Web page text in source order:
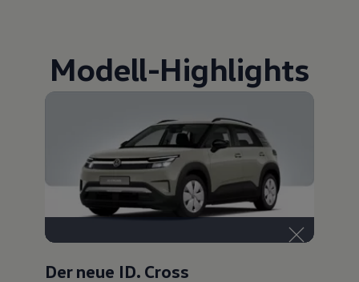
Modell-Highlights
Der neue ID. Cross